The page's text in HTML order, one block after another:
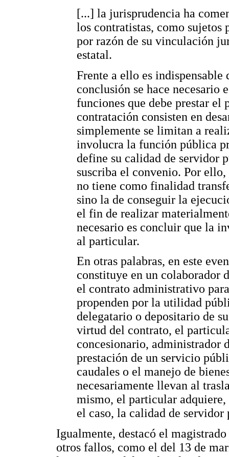
[...] la jurisprudencia ha
los contratistas, como sujetos
por razón de su vinculación
estatal.
Frente a ello es indispensable
conclusión se hace necesario
funciones que debe prestar el
contratación consisten en
simplemente se limitan a
involucra la función pública
define su calidad de servidor
suscriba el convenio. Por
no tiene como finalidad
sino la de conseguir la
el fin de realizar
necesario es concluir que la
al particular.
En otras palabras, en este
constituye en un colaborador
el contrato administrativo
propenden por la utilidad
delegatario o depositario de
virtud del contrato, el
concesionario, administrador
prestación de un servicio
caudales o el manejo de
necesariamente llevan al
mismo, el particular
el caso, la calidad de servidor
Igualmente, destacó el
otros fallos, como el del 13 de